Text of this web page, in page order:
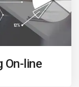
On-line